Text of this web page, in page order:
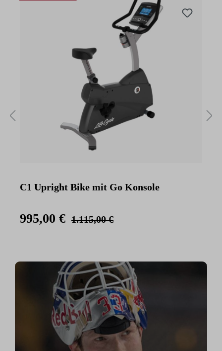
C1 Upright Bike mit Go Konsole
995,00 € 1.115,00 €